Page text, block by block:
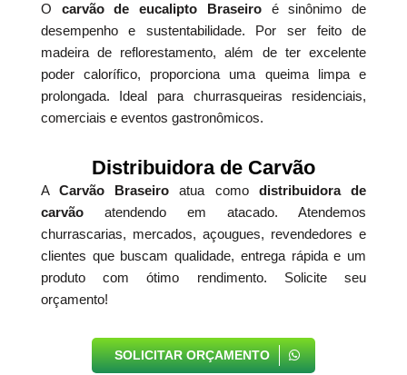
O carvão de eucalipto Braseiroé sinônimo de
desempenho e sustentabilidade. Por ser feito de
madeira de reflorestamento, além de ter excelente
poder calorífico, proporciona uma queima limpa e
prolongada. Ideal para churrasqueiras residenciais,
comerciais e eventos gastronômicos.
Distribuidora de Carvão
ACarvão Braseiro atua como distribuidora de
carvãoatendendo em atacado. Atendemos
churrascarias, mercados, açougues, revendedores e
clientes que buscam qualidade, entrega rápida e um
produto com ótimo rendimento. Solicite seu
orçamento!
SOLICITAR ORÇAMENTO